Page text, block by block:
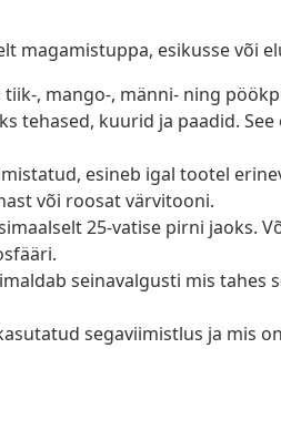
magamistuppa, esikusse või
, mango-, männi- ning
tehased, kuurid ja paadid.
esineb igal tootel
või roosat värvitooni.
25-vatise pirni jaoks.
seinavalgusti mis tahes
segaviimistlus ja mis